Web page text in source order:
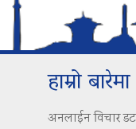
हाम्रो बारेमा
अनलाईन विचार